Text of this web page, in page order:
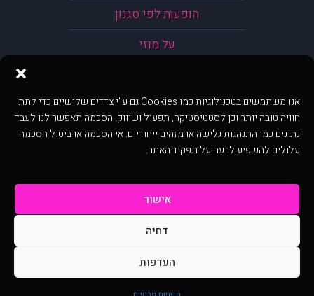
אנו משתמשים בטכנולוגיות כמו Cookies גם ע"י צדדים שלישיים כדי לתת
חוויה טובה יותר וכן לסטטיסטיקה, תפעול ושיווק. הסכמה תאפשר לנו לעבד
נתונים כמו התנהגות גלישה או מזהים ייחודיים. אי־הסכמה או ביטול הסכמה
עלולים להשפיע לרעה על תפקוד האתר.
אישור
דחיה
העדפות
הופעות לפי סגנון
על מוזי